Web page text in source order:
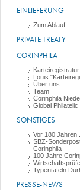
EINLIEFERUNG
Zum Ablauf
PRIVATE TREATY
CORINPHILA
Louis
Über uns
Team
Corinphila
Global
SONSTIGES
Vor 180 Jahren ...
SBZ-
Corinphila
100 Jahre
Typentafeln
PRESSE-NEWS